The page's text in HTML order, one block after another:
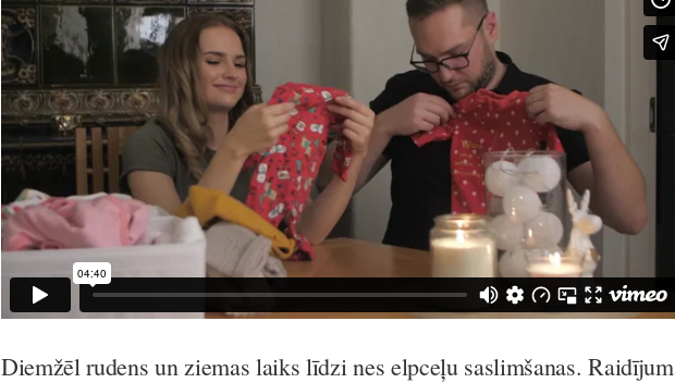
Diemžēl rudens un ziemas laiks līdzi nes elpceļu saslimšanas.